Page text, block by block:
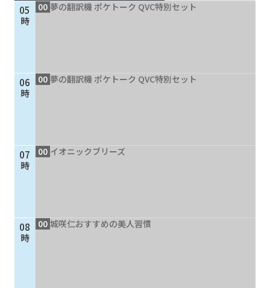
ご加入お申し込み・資
個人情報保護に関する基
本方針
05
時
06
時
07
時
08
時
00 夢の翻訳機 ポケトーク QVC特別セット
00 夢の翻訳機 ポケトーク QVC特別セット
00 イオニックブリーズ
00 城咲仁おすすめの美人習慣